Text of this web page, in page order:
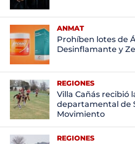
ANMAT
Prohíben lotes de
Desinflamante y
REGIONES
Villa Cañás recibió
departamental de
Movimiento
REGIONES